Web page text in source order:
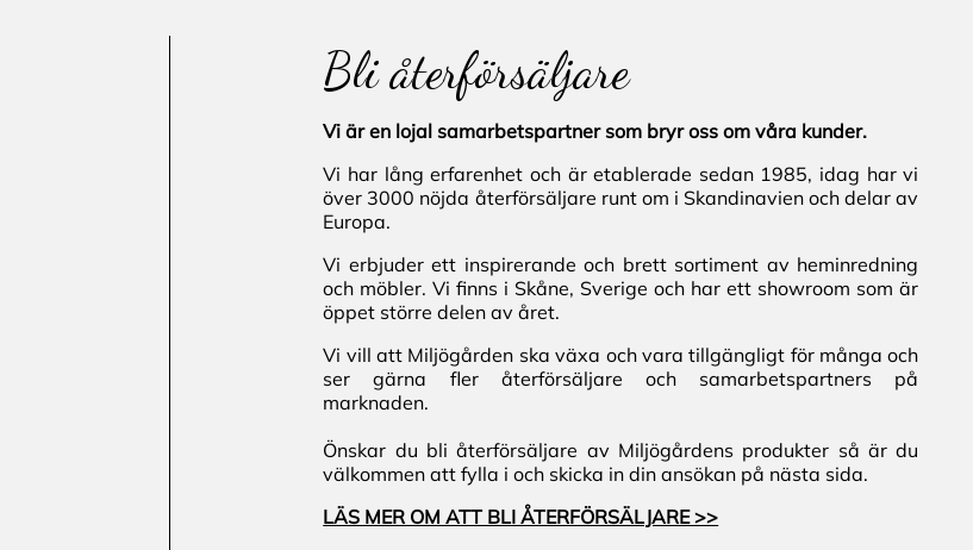
Bli återförsäljare
Vi är en lojal samarbetspartner som bryr oss om våra kunder.
Vi har lång erfarenhet och är etablerade sedan 1985, idag har vi
över 3000 nöjda återförsäljare runt om i Skandinavien och delar av
Europa.
Vi erbjuder ett inspirerande och brett sortiment av heminredning
och möbler. Vi finns i Skåne, Sverige och har ett showroom som är
öppet större delen av året.
Vi vill att Miljögården ska växa och vara tillgängligt för många och
ser gärna fler återförsäljare och samarbetspartners på
marknaden.
Önskar du bli återförsäljare av Miljögårdens produkter så är du
välkommen att fylla i och skicka in din ansökan på nästa sida.
LÄS MER OM ATT BLI ÅTERFÖRSÄLJARE >>